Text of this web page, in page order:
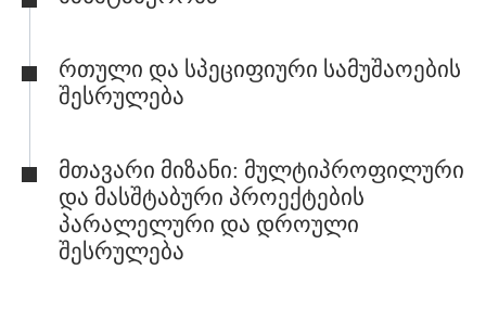
Რთული Და Სპეციფიური Სამუშაოების
Შესრულება
Მთავარი Მიზანი: Მულტიპროფილური
Და Მასშტაბური Პროექტების
Პარალელური Და Დროული
Შესრულება